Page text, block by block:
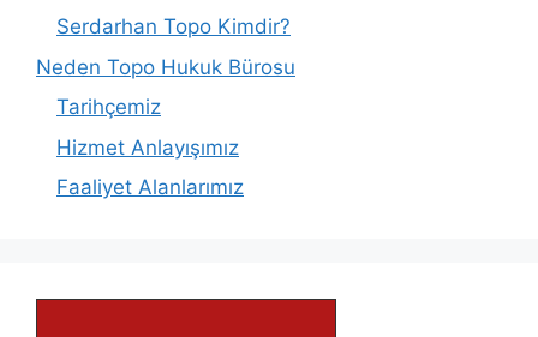
Serdarhan Topo Kimdir?
Neden Topo Hukuk Bürosu
Tarihçemiz
Hizmet Anlayışımız
Faaliyet Alanlarımız